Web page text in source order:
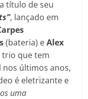
título de seu
, lançado em
(bateria) eAlex
trio que tem
últimos anos,
é eletrizante e
uma